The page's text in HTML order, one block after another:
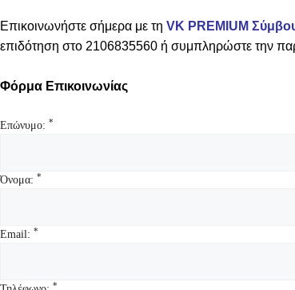
Επικοινωνήστε σήμερα με τη VK PREMIUM
επιδότηση στο 2106835560 ή συμπληρώστε την
Φόρμα Επικοινωνίας
Επώνυμο: *
Όνομα: *
Email: *
*